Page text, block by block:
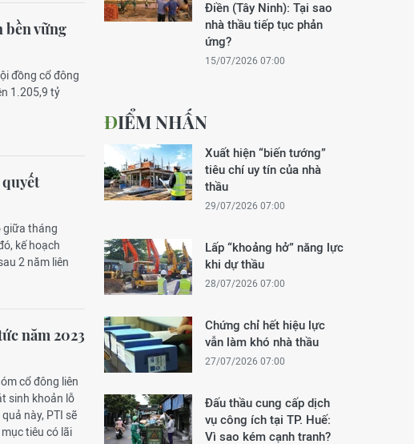
bền vững
đồng cổ đông
1.205,9 tỷ
giữa tháng
kế hoạch
2 năm liên
năm 2023
cổ đông liên
sinh khoản lỗ
này, PTI sẽ
tiêu có lãi
Điền (Tây Ninh): Tại sao
nhà thầu tiếp tục phản
ứng?
15/07/2026 07:00
ĐIỂM NHẤN
Xuất hiện “biến tướng”
tiêu chí uy tín của nhà
thầu
29/07/2026 07:00
Lấp “khoảng hở” năng lực
khi dự thầu
28/07/2026 07:00
Chứng chỉ hết hiệu lực
vẫn làm khó nhà thầu
27/07/2026 07:00
Đấu thầu cung cấp dịch
vụ công ích tại TP. Huế:
Vì sao kém cạnh tranh?